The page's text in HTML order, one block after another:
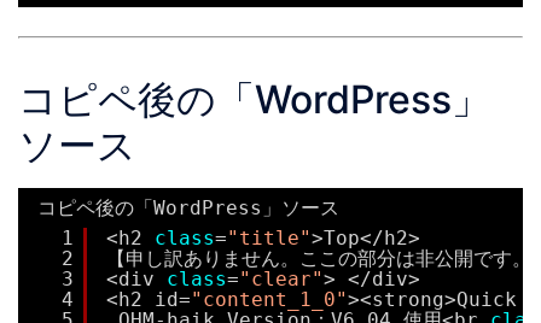
コピペ後の「WordPress」
ソース
コピペ後の「WordPress」ソース
1
2
3
4
<h2 class="title">Top</h2>
【申し訳ありません。ここの部分は非公開です。
<div class="clear"> </div>
<h2 id="content_1_0"><strong>Quick